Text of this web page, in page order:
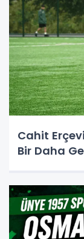
Cahit
Bir Daha